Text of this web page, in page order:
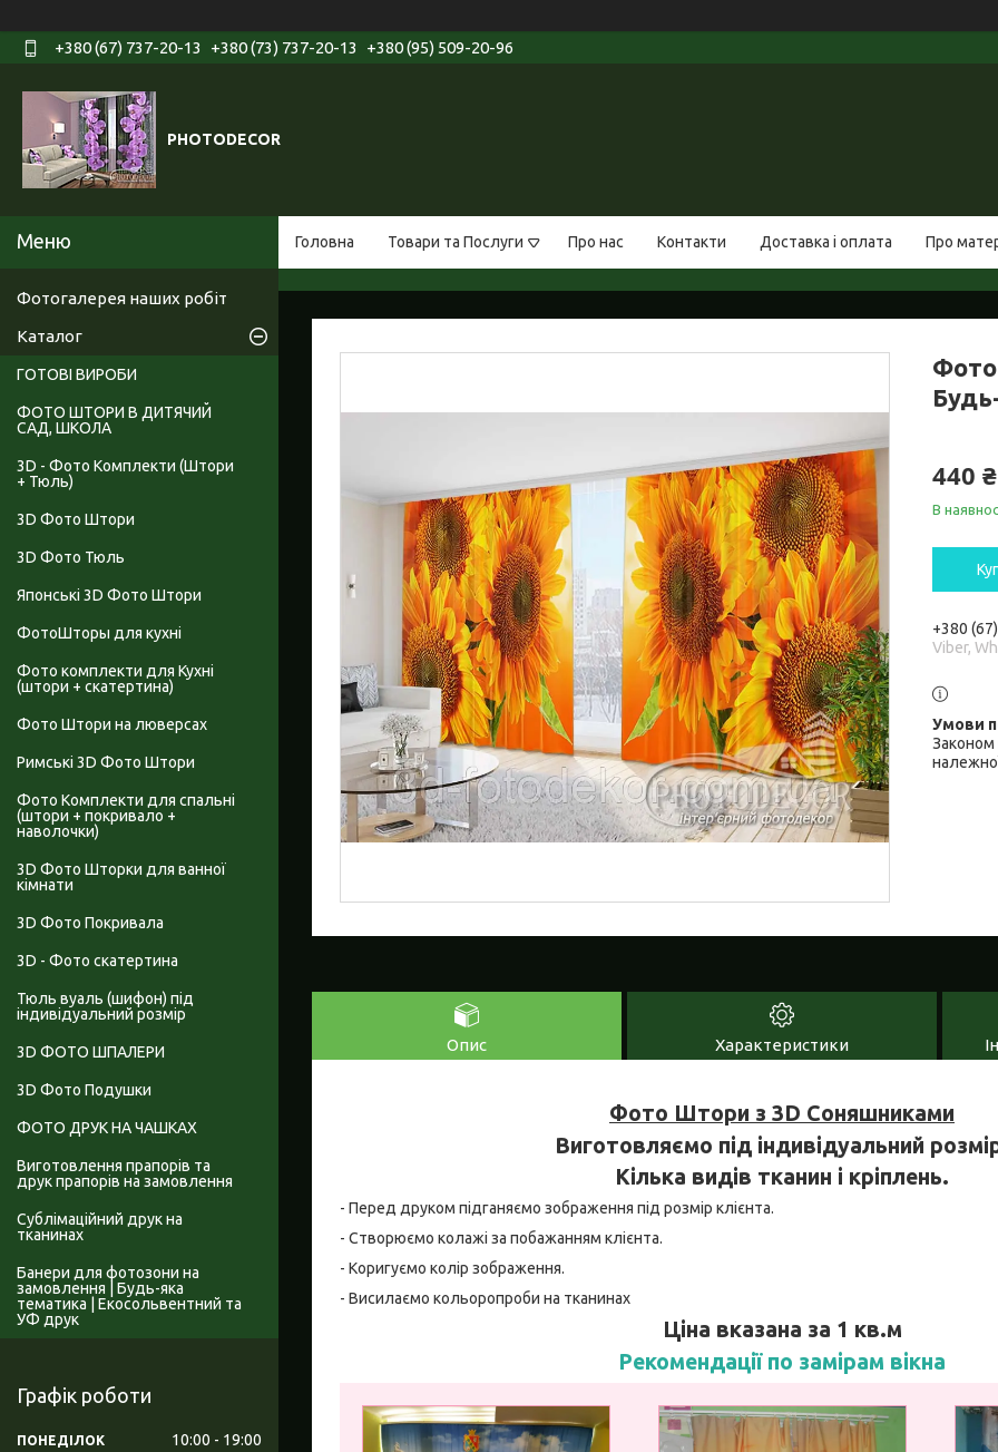
+380 (67) 737-20-13 +380 (73) 737-20-13 +380 (95) 509-20-96
PHOTODECOR
Головна Товари та Послуги Про нас Контакти Доставка і оплата Про
440 ₴
В
+380
Viber,
Законом
Опис Характеристики
Фото Штори з 3D Соняшниками
Виготовляємо під індивідуальний
Кілька видів тканин і кріплень.
- Перед друком підганяємо зображення під розмір клієнта.
- Створюємо колажі за побажанням клієнта.
- Коригуємо колір зображення.
- Висилаємо кольоропроби на тканинах
Ціна вказана за 1 кв.м
Рекомендації по замірам вікна
Фотогалерея наших робіт
Каталог
ГОТОВІ ВИРОБИ
ФОТО ШТОРИ В ДИТЯЧИЙ
САД, ШКОЛА
3D - Фото Комплекти (Штори
+ Тюль)
3D Фото Штори
3D Фото Тюль
Японські 3D Фото Штори
ФотоШторы для кухні
Фото комплекти для Кухні
(штори + скатертина)
Фото Штори на люверсах
Римські 3D Фото Штори
Фото Комплекти для спальні
(штори + покривало +
наволочки)
3D Фото Шторки для ванної
кімнати
3D Фото Покривала
3D - Фото скатертина
Тюль вуаль (шифон) під
індивідуальний розмір
3D ФОТО ШПАЛЕРИ
3D Фото Подушки
ФОТО ДРУК НА ЧАШКАХ
Виготовлення прапорів та
друк прапорів на замовлення
Сублімаційний друк на
тканинах
Банери для фотозони на
замовлення | Будь-яка
тематика | Екосольвентний та
УФ друк
Графік роботи
ПОНЕДІЛОК 10:00 19:00